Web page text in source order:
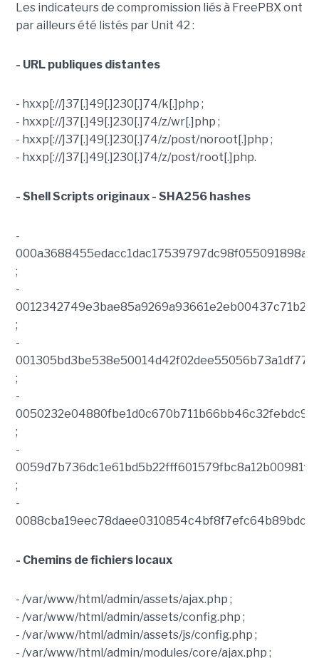
Les indicateurs de compromission liés à FreePBX ont
par ailleurs été listés par Unit 42 :
- URL publiques distantes
- hxxp[://]37[.]49[.]230[.]74/k[.]php ;
- hxxp[://]37[.]49[.]230[.]74/z/wr[.]php ;
- hxxp[://]37[.]49[.]230[.]74/z/post/noroot[.]php ;
- hxxp[://]37[.]49[.]230[.]74/z/post/root[.]php.
- Shell Scripts originaux - SHA256 hashes
-
;
-
;
-
;
-
;
-
;
-
- Chemins de fichiers locaux
- /var/www/html/admin/assets/ajax.php ;
- /var/www/html/admin/assets/config.php ;
- /var/www/html/admin/assets/js/config.php ;
- /var/www/html/admin/modules/core/ajax.php ;